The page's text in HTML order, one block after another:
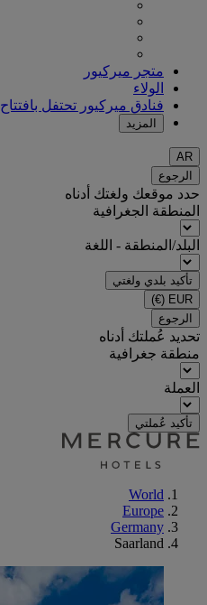
متجر ميركيور
الولاء
فنادق ميركيور تحتفل بافتتاح 1000 فندق
المزيد
AR
الرجوع
حدد موقعك ولغتك أدناه
المنطقة الجغرافية
البلد/المنطقة - اللغة
تأكيد بلدي ولغتي
EUR
(€)
الرجوع
تحديد عُملتك أدناه
منطقة جغرافية
العملة
تأكيد عُملتي
World
Europe
Germany
Saarland